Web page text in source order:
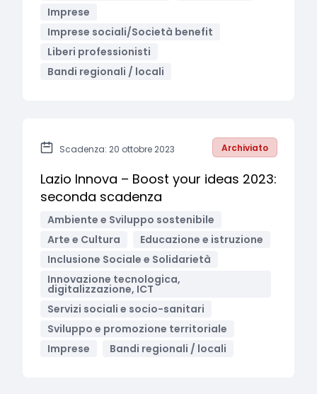
Imprese
Imprese sociali/Società benefit
Liberi professionisti
Bandi regionali / locali
Scadenza: 20 ottobre 2023 Archiviato
Lazio Innova – Boost your ideas 2023:
seconda scadenza
Ambiente e Sviluppo sostenibile
Arte e Cultura
Educazione e istruzione
Inclusione Sociale e Solidarietà
Innovazione tecnologica,
digitalizzazione, ICT
Servizi sociali e socio-sanitari
Sviluppo e promozione territoriale
Imprese
Bandi regionali / locali